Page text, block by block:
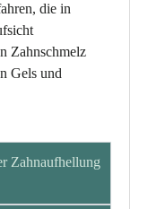
die in
Zahnschmelz
Gels und
Zahnaufhellung